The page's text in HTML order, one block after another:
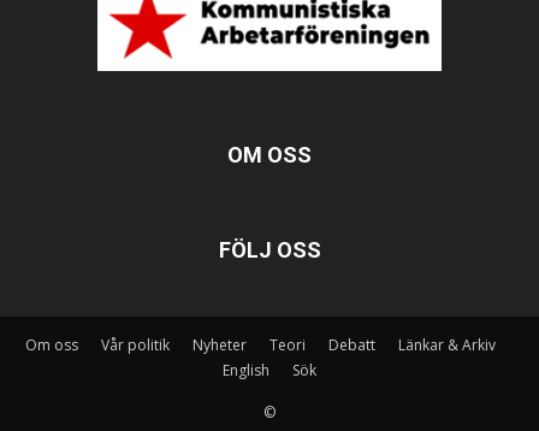
OM OSS
FÖLJ OSS
Om oss Vår politik Nyheter Teori Debatt
Länkar & Arkiv
English
Sök
©